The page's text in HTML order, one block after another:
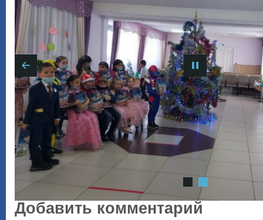
Добавить комментарий